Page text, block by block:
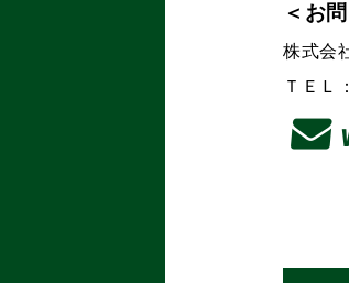
＜お
株式会
ＴＥＬ